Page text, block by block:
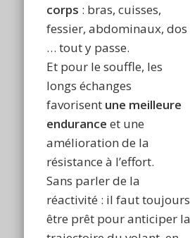
corps : bras, cuisses,
fessier, abdominaux, dos
… tout y passe.
Et pour le souffle, les
longs échanges
favorisent une meilleure
endurance et une
amélioration de la
résistance à l’effort.
Sans parler de la
réactivité : il faut toujours
être prêt pour anticiper la